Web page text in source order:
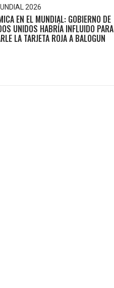
2026
EN EL MUNDIAL: GOBIERNO DE
UNIDOS HABRÍA INFLUIDO PARA
LA TARJETA ROJA A BALOGUN